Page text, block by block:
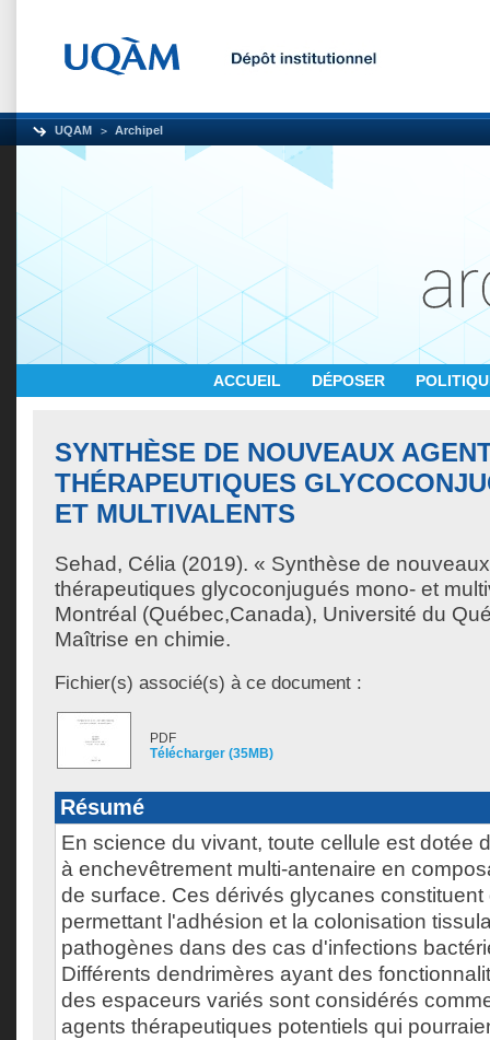
UQAM Archipel
ACCUEIL DÉPOSER
SYNTHÈSE DE NOUVEAUX
THÉRAPEUTIQUES
ET MULTIVALENTS
Sehad, Célia (2019). « Synthèse de
thérapeutiques glycoconjugués mono- et
Montréal (Québec,Canada), Université du
Maîtrise en chimie.
Fichier(s) associé(s) à ce document :
PDF
Télécharger (35MB)
Résumé
En science du vivant, toute cellule est dotée
à enchevêtrement multi-antenaire en
de surface. Ces dérivés glycanes constituent
permettant l'adhésion et la colonisation
pathogènes dans des cas d'infections
Différents dendrimères ayant des
des espaceurs variés sont considérés
agents thérapeutiques potentiels qui